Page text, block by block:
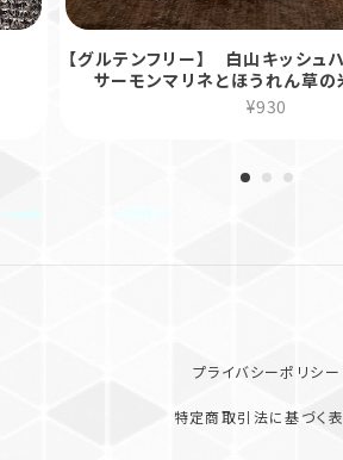
【グルテンフリー】 白山キッシュ
サーモンマリネとほうれん草の
¥930
プライバシーポリシー
特定商取引法に基づく